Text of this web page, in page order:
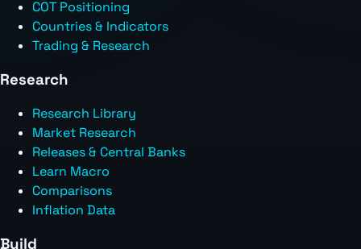
COT Positioning
Countries & Indicators
Trading & Research
Research
Research Library
Market Research
Releases & Central Banks
Learn Macro
Comparisons
Inflation Data
Build